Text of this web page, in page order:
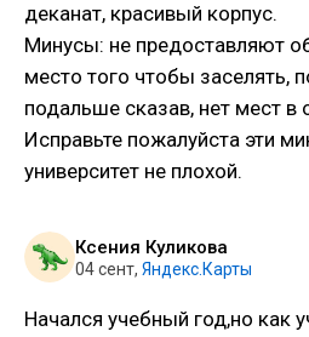
деканат, красивый корпус.
Минусы: не предоставляют
место того чтобы заселять,
подальше сказав, нет мест в
Исправьте пожалуйста эти
университет не плохой.
Ксения Куликова
04 сент, Яндекс.Карты
Начался учебный год,но как